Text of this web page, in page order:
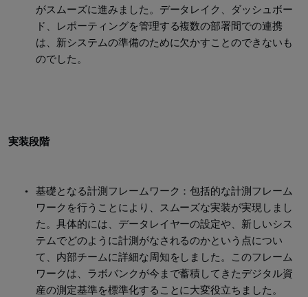
がスムーズに進みました。データレイク、ダッシュボー
ド、レポーティングを管理する複数の部署間での連携
は、新システムの準備のために欠かすことのできないも
のでした。
実装段階
基礎となる計測フレームワーク：包括的な計測フレーム
ワークを行うことにより、スムーズな実装が実現しまし
た。具体的には、データレイヤーの設定や、新しいシス
テムでどのように計測がなされるのかという点につい
て、内部チームに詳細な周知をしました。このフレーム
ワークは、ラボバンクが今まで蓄積してきたデジタル資
産の測定基準を標準化することに大変役立ちました。